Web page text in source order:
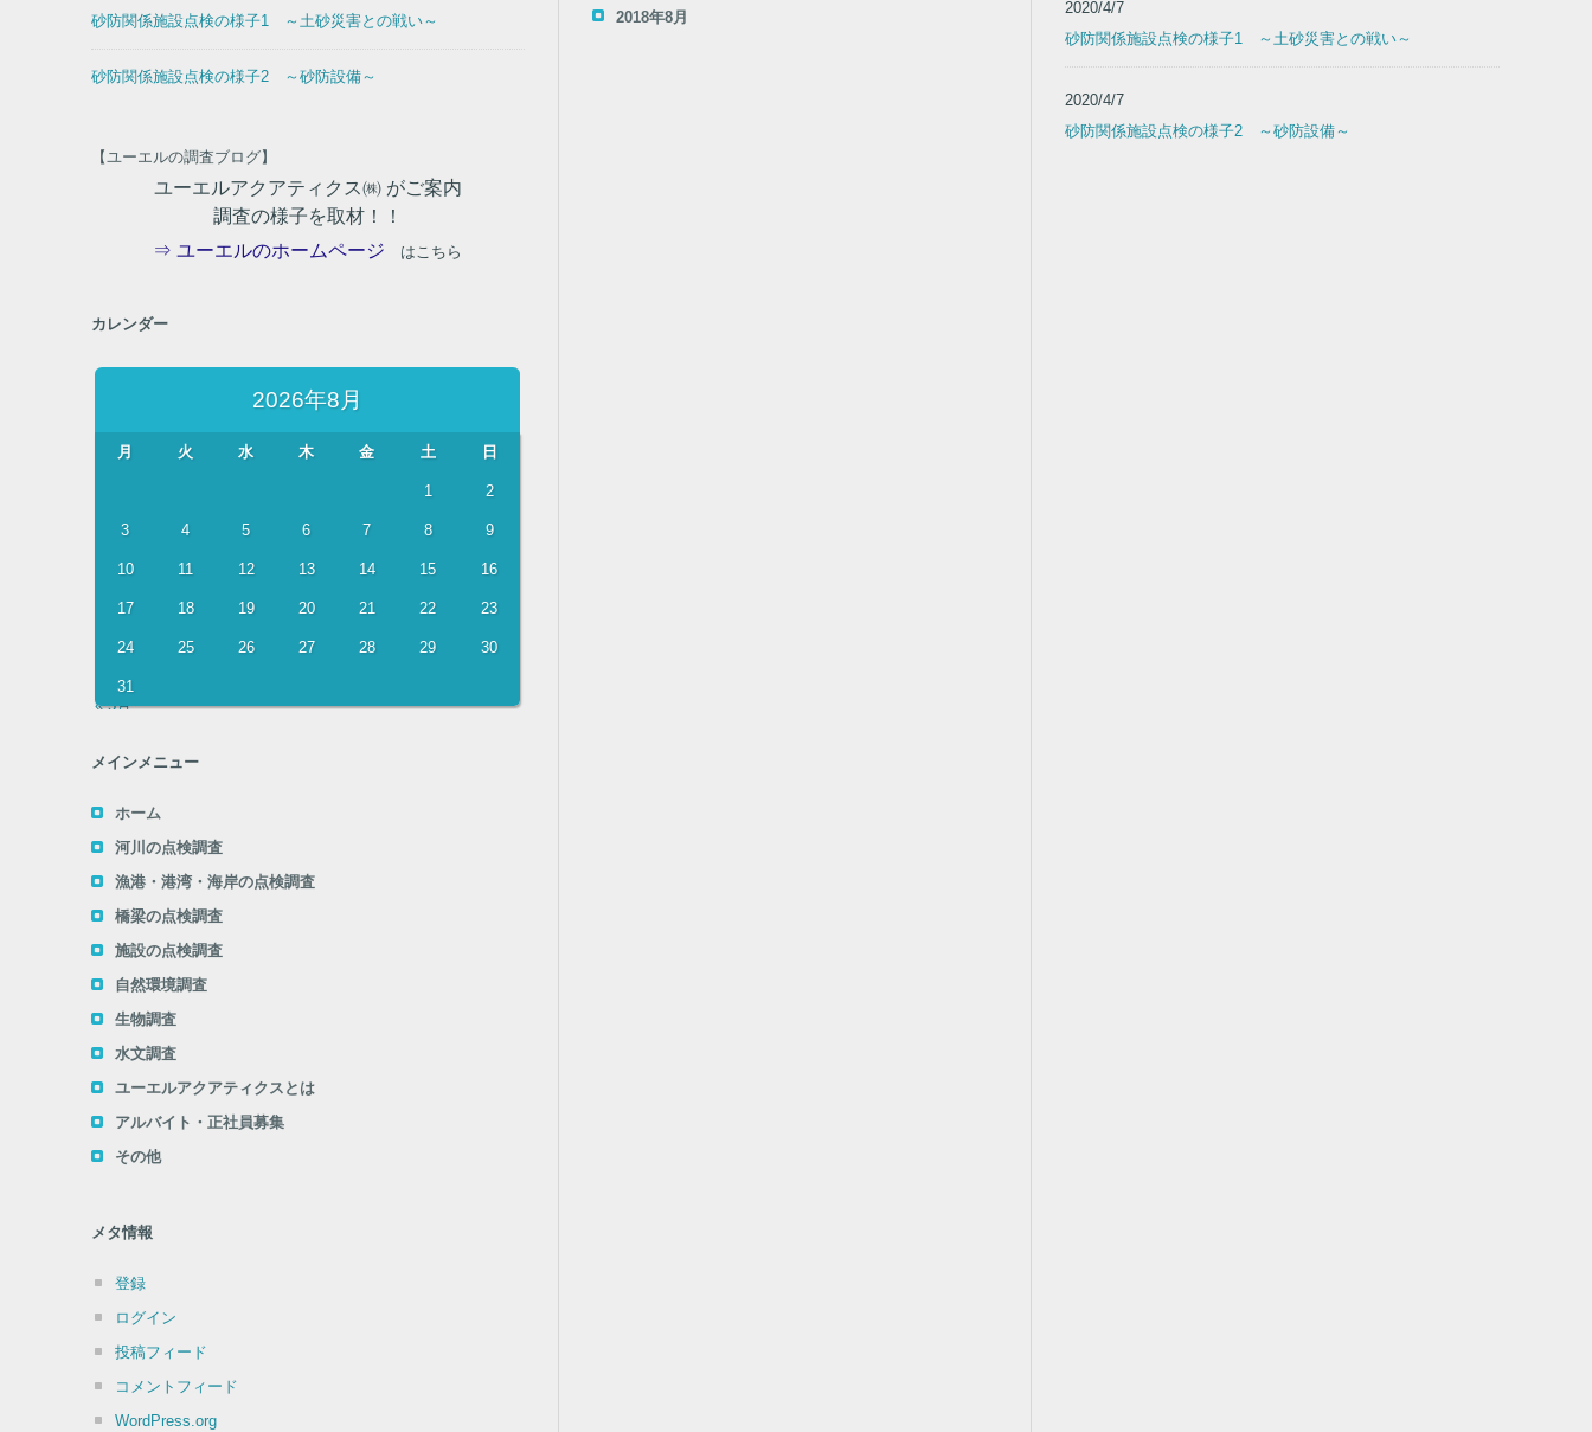
砂防関係施設点検の様子1 ～土砂災害との戦い～
砂防関係施設点検の様子2 ～砂防設備～
【ユーエルの調査ブログ】
ユーエルアクアティクス㈱ がご案内
調査の様子を取材！！
⇒ ユーエルのホームページ はこちら
カレンダー
2026年8月
月 火 水 木 金 土 日
1 2
3 4 5 6 7 8 9
10 11 12 13 14 15 16
17 18 19 20 21 22 23
24 25 26 27 28 29 30
31
« 5月
メインメニュー
ホーム
河川の点検調査
漁港・港湾・海岸の点検調査
橋梁の点検調査
施設の点検調査
自然環境調査
生物調査
水文調査
ユーエルアクアティクスとは
アルバイト・正社員募集
その他
メタ情報
登録
ログイン
投稿フィード
コメントフィード
WordPress.org
2018年8月
2020/4/7
砂防関係施設点検の様子1 ～土砂災害との戦い～
2020/4/7
砂防関係施設点検の様子2 ～砂防設備～